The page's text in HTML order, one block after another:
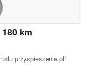
km
przyspieszenie.pl!